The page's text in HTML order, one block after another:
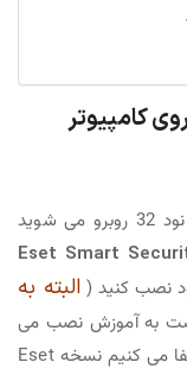
خوب در ابتدا شما با دو نسخه از محصولات نود 32 روبرو می شوید
Eset Smart
نصب کنید ( البته به
به آموزش نصب می
پردازد و بررسی را قرار نداده ایم به این نکته اکتفا می کنیم نسخه Eset